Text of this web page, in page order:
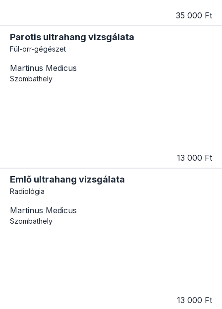
35 000 Ft
Parotis ultrahang vizsgálata
Fül-orr-gégészet
Martinus Medicus
Szombathely
13 000 Ft
Emlő ultrahang vizsgálata
Radiológia
Martinus Medicus
Szombathely
13 000 Ft